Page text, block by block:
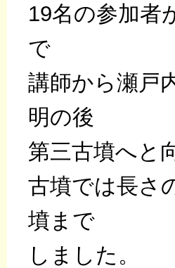
19名の参加者
で
講師から瀬戸
明の後
第三古墳へと
古墳では長さ
墳まで
しました。